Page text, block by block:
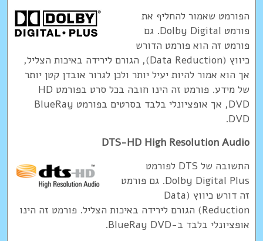
הפורמט שאמור להחליף את
פורמט Dolby Digital. גם
פורמט זה הוא פורמט הדורש
כיווץ (Data Reduction), הגורם לירידה באיכות הצליל,
אך הוא אמור להיות יעיל יותר ולכן לגרור אובדן קטן יותר
של מידע. פורמט זה הינו חובה בכל סרט בפורמט HD
DVD, אך אופציונלי בלבד בסרטים בפורמט BlueRay
DVD.
DTS-HD High Resolution Audio
התשובה של DTS לפורמט
Dolby Digital Plus. גם פורמט
זה דורש כיווץ (Data
Reduction) הגורם לירידה באיכות הצליל. פורמט זה הינו
אופציונלי בלבד ב-BlueRay DVD.